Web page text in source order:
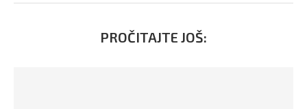
PROČITAJTE JOŠ: